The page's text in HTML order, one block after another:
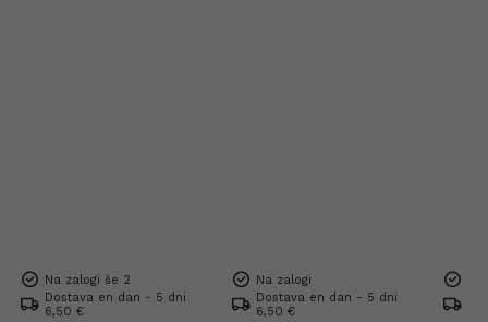
Na zalogi še 2
Dostava en dan - 5 dni
6,50 €
Na zalogi
Dostava en dan - 5 dni
6,50 €